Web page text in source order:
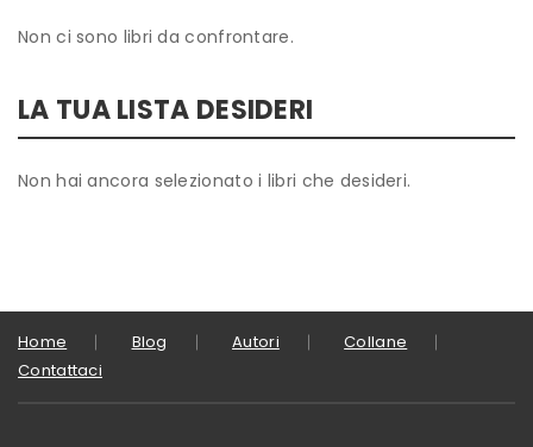
Non ci sono libri da confrontare.
LA TUA LISTA DESIDERI
Non hai ancora selezionato i libri che desideri.
Home Blog Autori
Collane
Contattaci